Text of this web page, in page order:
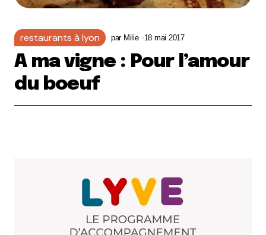
restaurants à lyon par Milie 18 mai 2017
A ma vigne : Pour l’amour
du boeuf